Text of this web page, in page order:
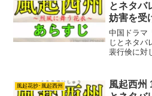
とネタバ
妨害を受
中国ドラマ
じとネタバ
裴行倹に対
風起花抄･風起西州
風起西州